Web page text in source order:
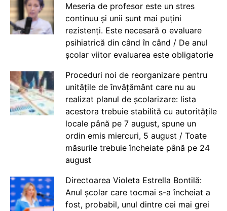
Meseria de profesor este un stres
continuu și unii sunt mai puțini
rezistenți. Este necesară o evaluare
psihiatrică din când în când / De anul
școlar viitor evaluarea este obligatorie
Proceduri noi de reorganizare pentru
unitățile de învățământ care nu au
realizat planul de școlarizare: lista
acestora trebuie stabilită cu autoritățile
locale până pe 7 august, spune un
ordin emis miercuri, 5 august / Toate
măsurile trebuie încheiate până pe 24
august
Directoarea Violeta Estrella Bontilă:
Anul școlar care tocmai s-a încheiat a
fost, probabil, unul dintre cei mai grei